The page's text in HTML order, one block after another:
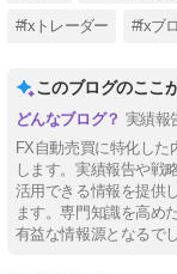
#fxトレーダー #fxブ
このブログのここ
実績報
FX自動売買に特化し
します。実績報告や戦
活用できる情報を提供
ます。専門知識を高め
有益な情報源となるでし